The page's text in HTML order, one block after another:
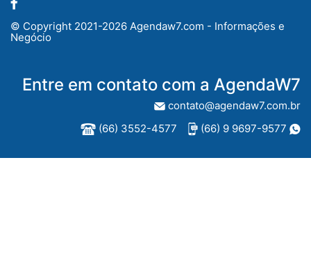
© Copyright 2021-2026 Agendaw7.com - Informações e
Negócio
Entre em contato com a AgendaW7
contato@agendaw7.com.br
(66) 3552-4577
(66) 9 9697-9577